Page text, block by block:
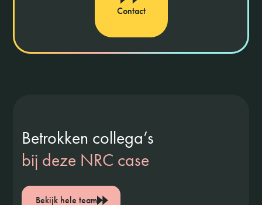
Contact
Betrokken collega’s
bij deze NRC case
Bekijk hele team